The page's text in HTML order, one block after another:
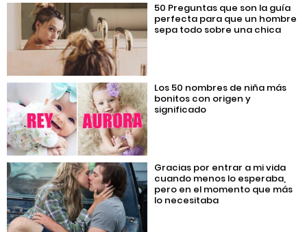
50 Preguntas que son la guía
perfecta para que un hombre
sepa todo sobre una chica
Los 50 nombres de niña más
bonitos con origen y
significado
Gracias por entrar a mi vida
cuando menos lo esperaba,
pero en el momento que más
lo necesitaba